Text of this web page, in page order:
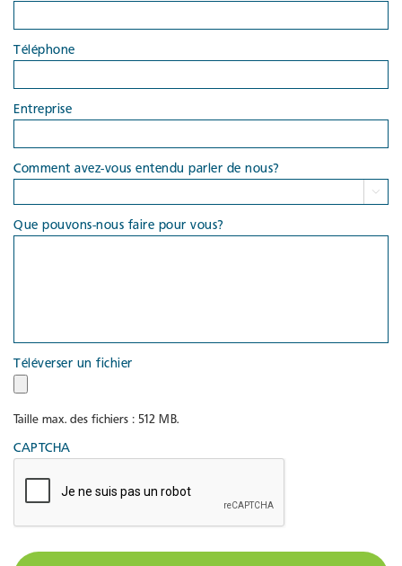
Téléphone
Entreprise
Comment avez-vous entendu parler de nous?

Que pouvons-nous faire pour vous?
Téléverser un fichier
Taille max. des fichiers : 512 MB.
CAPTCHA